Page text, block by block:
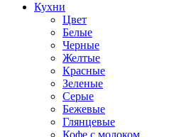
Кухни
Цвет
Белые
Черные
Желтые
Красные
Зеленые
Серые
Бежевые
Глянцевые
Кофе с молоком